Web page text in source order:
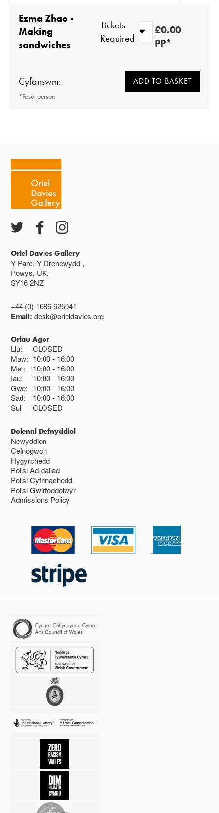
Ezma Zhao -
Making
sandwiches
Tickets
Required
£0.00
PP*
Cyfanswm:
*Fesul person
Ac eithrio digwyddiadau arbennig
Gwyliau banc ar gau
gefnogi ein gwaith parhaus gan ddarparu
phrosiectau hygyrch.
Oriel Davies Gallery
Y Parc, Y Drenewydd ,
Powys, UK,
SY16 2NZ
+44 (0) 1686 625041
Email:desk@orieldavies.org
Oriau Agor
Llu:
CLOSED
Maw: 10:00 16:00
Mer:
10:00 16:00
Iau:
10:00 16:00
Gwe: 10:00 16:00
Sad:
10:00 16:00
Sul:
CLOSED
Dolenni Defnyddiol
Newyddion
Cefnogwch
Hygyrchedd
Polisi Ad-daliad
Polisi Cyfrinachedd
Polisi Gwirfoddolwyr
Admissions Policy